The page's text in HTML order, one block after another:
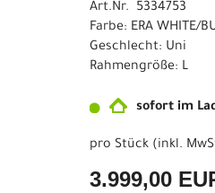
Art.Nr. 5334753
Farbe: ERA WHITE/
Geschlecht: Uni
Rahmengröße: L
sofort im
pro Stück (inkl.
3.999,00